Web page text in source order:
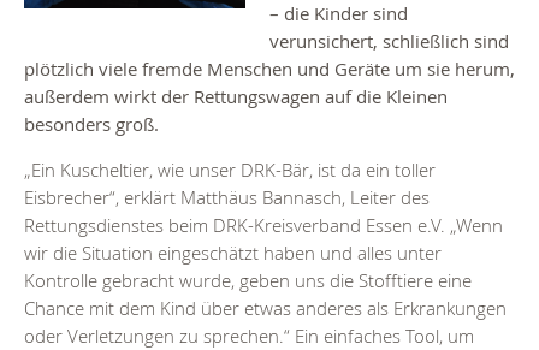
– die Kinder sind
verunsichert, schließlich sind
plötzlich viele fremde Menschen und Geräte um sie herum,
außerdem wirkt der Rettungswagen auf die Kleinen
besonders groß.
„Ein Kuscheltier, wie unser DRK-Bär, ist da ein toller
Eisbrecher“, erklärt Matthäus Bannasch, Leiter des
Rettungsdienstes beim DRK-Kreisverband Essen e.V. „Wenn
wir die Situation eingeschätzt haben und alles unter
Kontrolle gebracht wurde, geben uns die Stofftiere eine
Chance mit dem Kind über etwas anderes als Erkrankungen
oder Verletzungen zu sprechen.“ Ein einfaches Tool, um